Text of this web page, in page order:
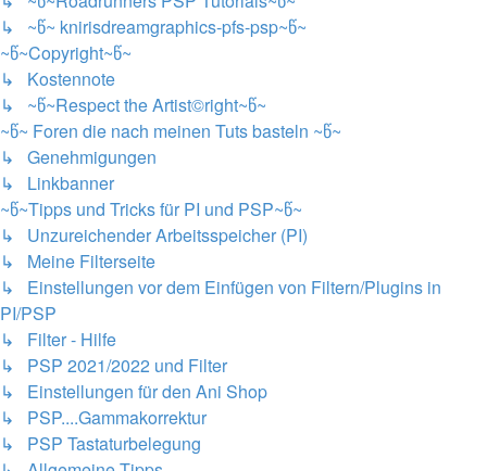
↳ ~წ~ knirisdreamgraphics-pfs-psp~წ~
~წ~Copyright~წ~
↳ Kostennote
↳ ~წ~Respect the Artist©right~წ~
~წ~ Foren die nach meinen Tuts basteln ~წ~
↳ Genehmigungen
↳ Linkbanner
~წ~Tipps und Tricks für PI und PSP~წ~
↳ Unzureichender Arbeitsspeicher (PI)
↳ Meine Filterseite
↳ Einstellungen vor dem Einfügen von Filtern/Plugins in
PI/PSP
↳ Filter - Hilfe
↳ PSP 2021/2022 und Filter
↳ Einstellungen für den Ani Shop
↳ PSP....Gammakorrektur
↳ PSP Tastaturbelegung